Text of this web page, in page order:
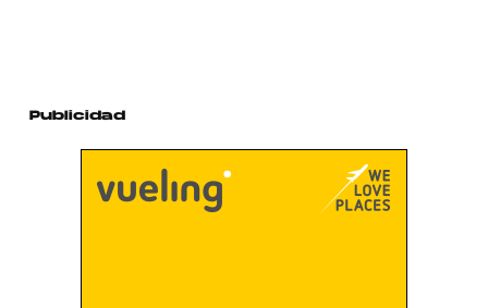
Publicidad